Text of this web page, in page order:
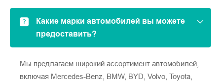
Какие марки автомобилей вы можете
предоставить?
Мы предлагаем широкий ассортимент автомобилей,
включая Mercedes-Benz, BMW, BYD, Volvo, Toyota,